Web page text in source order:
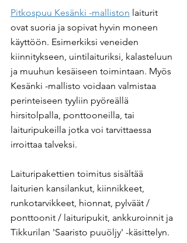
Pitkospuu Kesänki -malliston laiturit
ovat suoria ja sopivat hyvin moneen
käyttöön. Esimerkiksi veneiden
kiinnitykseen, uintilaituriksi, kalasteluun
ja muuhun kesäiseen toimintaan. Myös
Kesänki -mallisto voidaan valmistaa
perinteiseen tyyliin pyöreällä
hirsitolpalla, ponttooneilla, tai
laituripukeilla jotka voi tarvittaessa
irroittaa talveksi.
Laituripakettien toimitus sisältää
laiturien kansilankut, kiinnikkeet,
runkotarvikkeet, hionnat, pylväät /
ponttoonit / laituripukit, ankkuroinnit ja
Tikkurilan 'Saaristo puuöljy' -käsittelyn.